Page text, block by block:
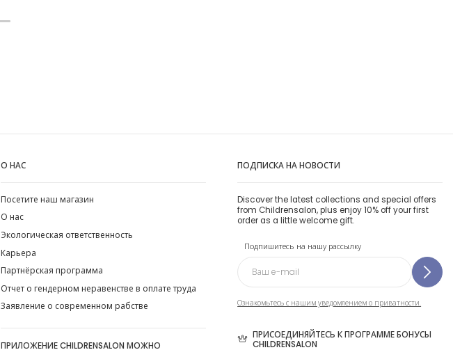
О НАС
Посетите наш магазин
О нас
Экологическая ответственность
Карьера
Партнёрская программа
Отчет о гендерном неравенстве в оплате труда
Заявление о современном рабстве
ПРИЛОЖЕНИЕ CHILDRENSALON МОЖНО
ПОДПИСКА НА НОВОСТИ
Discover the latest collections and special offers
from Childrensalon, plus enjoy 10% off your first
order as a little welcome gift.
Подпишитесь на нашу рассылку
Ознакомьтесь с нашим уведомлением о приватности.
ПРИСОЕДИНЯЙТЕСЬ К ПРОГРАММЕ БОНУСЫ
CHILDRENSALON